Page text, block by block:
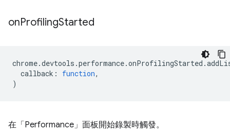
onProfilingStarted
chrome.devtools .performance.onProfilingStarted .
callback : function,
)
在「Performance」面板開始錄製時觸發。